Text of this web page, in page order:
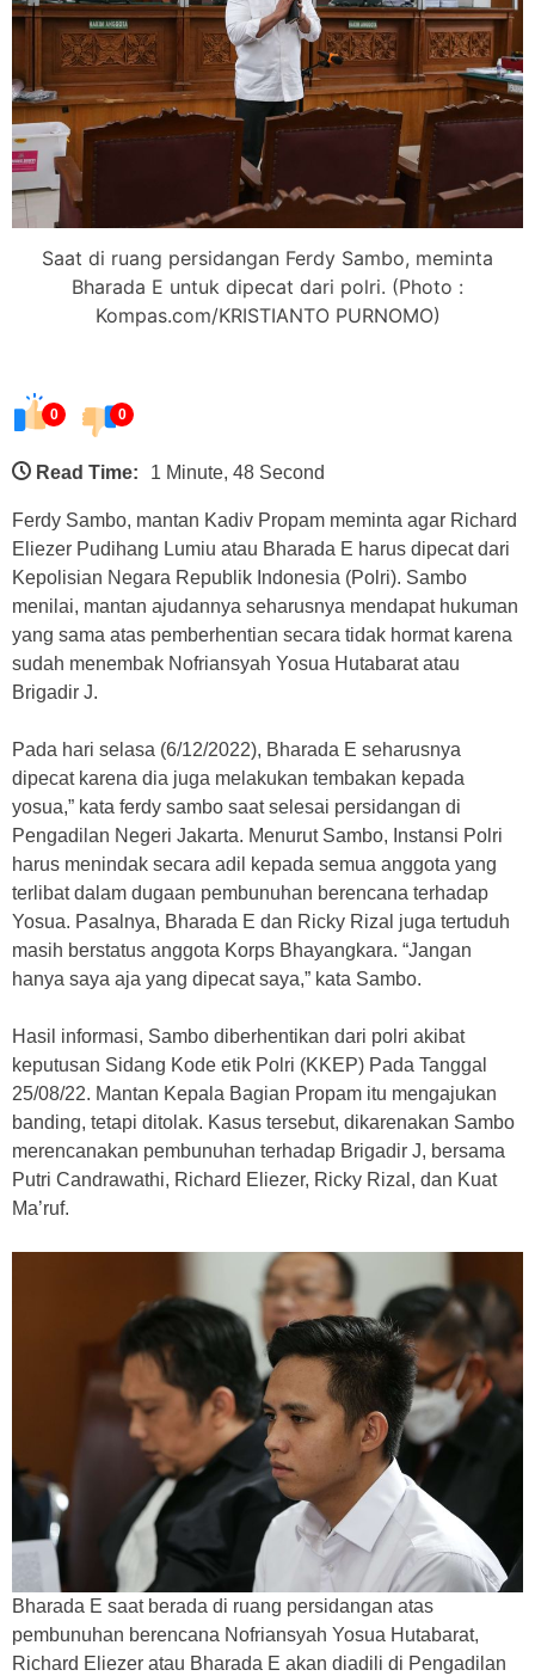
Saat di ruang persidangan Ferdy Sambo, meminta
Bharada E untuk dipecat dari polri. (Photo :
Kompas.com/KRISTIANTO PURNOMO)
0 0
Read Time: 1 Minute, 48 Second
Ferdy Sambo, mantan Kadiv Propam meminta agar Richard
Eliezer Pudihang Lumiu atau Bharada E harus dipecat dari
Kepolisian Negara Republik Indonesia (Polri). Sambo
menilai, mantan ajudannya seharusnya mendapat hukuman
yang sama atas pemberhentian secara tidak hormat karena
sudah menembak Nofriansyah Yosua Hutabarat atau
Brigadir J.
Pada hari selasa (6/12/2022), Bharada E seharusnya
dipecat karena dia juga melakukan tembakan kepada
yosua,” kata ferdy sambo saat selesai persidangan di
Pengadilan Negeri Jakarta. Menurut Sambo, Instansi Polri
harus menindak secara adil kepada semua anggota yang
terlibat dalam dugaan pembunuhan berencana terhadap
Yosua. Pasalnya, Bharada E dan Ricky Rizal juga tertuduh
masih berstatus anggota Korps Bhayangkara. “Jangan
hanya saya aja yang dipecat saya,” kata Sambo.
Hasil informasi, Sambo diberhentikan dari polri akibat
keputusan Sidang Kode etik Polri (KKEP) Pada Tanggal
25/08/22. Mantan Kepala Bagian Propam itu mengajukan
banding, tetapi ditolak. Kasus tersebut, dikarenakan Sambo
merencanakan pembunuhan terhadap Brigadir J, bersama
Putri Candrawathi, Richard Eliezer, Ricky Rizal, dan Kuat
Ma’ruf.
Bharada E saat berada di ruang persidangan atas
pembunuhan berencana Nofriansyah Yosua Hutabarat,
Richard Eliezer atau Bharada E akan diadili di Pengadilan